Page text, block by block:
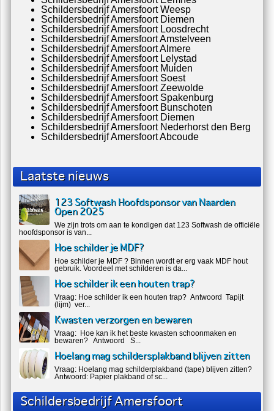
Schildersbedrijf Amersfoort Weesp
Schildersbedrijf Amersfoort Diemen
Schildersbedrijf Amersfoort Loosdrecht
Schildersbedrijf Amersfoort Amstelveen
Schildersbedrijf Amersfoort Almere
Schildersbedrijf Amersfoort Lelystad
Schildersbedrijf Amersfoort Muiden
Schildersbedrijf Amersfoort Soest
Schildersbedrijf Amersfoort Zeewolde
Schildersbedrijf Amersfoort Spakenburg
Schildersbedrijf Amersfoort Bunschoten
Schildersbedrijf Amersfoort Diemen
Schildersbedrijf Amersfoort Nederhorst den Berg
Schildersbedrijf Amersfoort Abcoude
Laatste nieuws
123 Softwash Hoofdsponsor van Naarden
Open 2025
We zijn trots om aan te kondigen dat 123 Softwash de officiële
hoofdsponsor is van...
Hoe schilder je MDF?
Hoe schilder je MDF ? Binnen wordt er erg vaak MDF hout
gebruik. Voordeel met schilderen is da...
Hoe schilder ik een houten trap?
Vraag: Hoe schilder ik een houten trap? Antwoord Tapijt
(lijm) ver...
Kwasten verzorgen en bewaren
Vraag: Hoe kan ik het beste kwasten schoonmaken en
bewaren? Antwoord S...
Hoelang mag schildersplakband blijven zitten
Vraag: Hoelang mag schilderplakband (tape) blijven zitten?
Antwoord: Papier plakband of sc...
Schildersbedrijf Amersfoort